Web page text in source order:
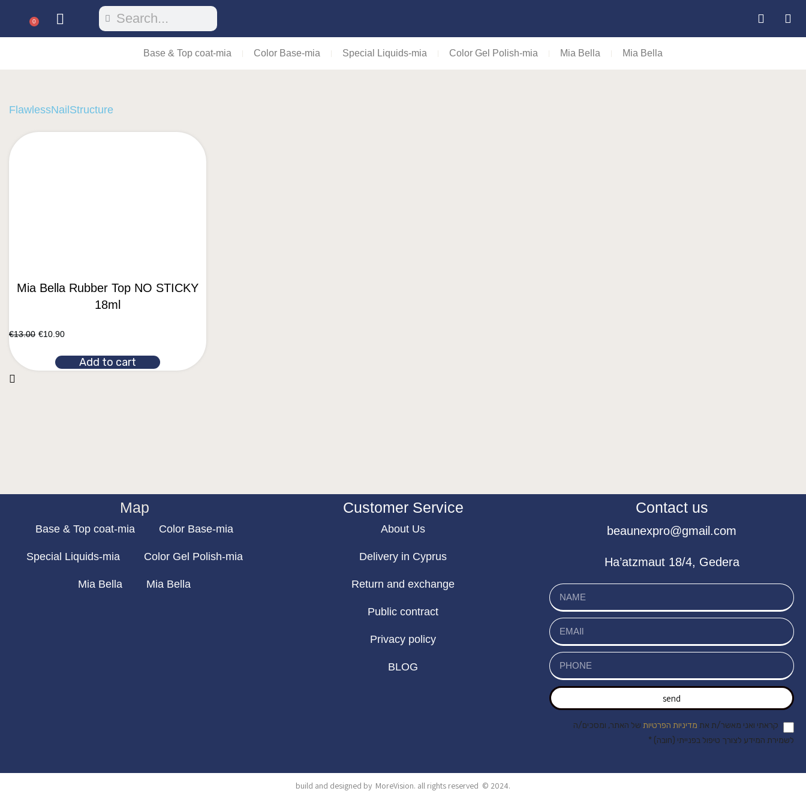
0
Base & Top coat-mia Color Base-mia Special Liquids-mia Color Gel Polish-mia Mia Bella Mia Bella
FlawlessNailStructure
Mia Bella Rubber Top NO STICKY
18ml
€13.00 €10.90
Add to cart
Contact us
beaunexpro@gmail.com
Ha’atzmaut 18/4, Gedera
send
קראתי ואני מאשר/ת את מדיניות הפרטיות של האתר, ומסכים/ה
לשמירת המידע לצורך טיפול בפנייתי (חובה) *
Customer Service
About Us
Delivery in Cyprus
Return and exchange
Public contract
Privacy policy
BLOG
Map
Base & Top coat-mia Color Base-mia
Special Liquids-mia Color Gel Polish-mia
Mia Bella Mia Bella
build and designed by MoreVision. all rights reserved © 2024.